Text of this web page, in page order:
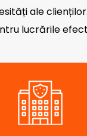
ale
lucrările